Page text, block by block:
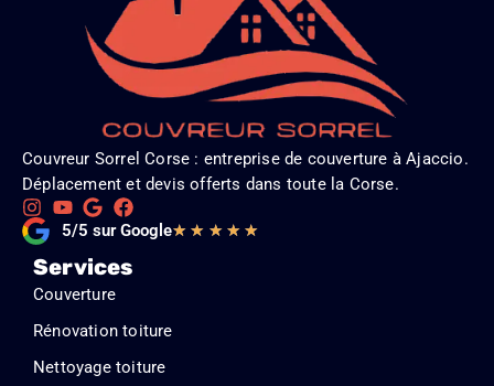
Couvreur Sorrel Corse : entreprise de couverture à Ajaccio.
Déplacement et devis offerts dans toute la Corse.
5/5 sur Google★ ★ ★ ★ ★Noté
Services
Couverture
Rénovation toiture
Nettoyage toiture